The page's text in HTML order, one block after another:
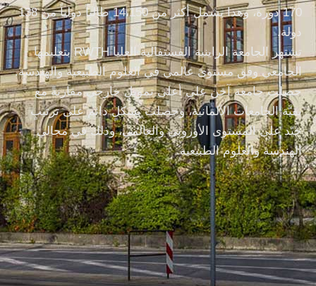
170 دورة، وهذا يشمل أكثر من 14،150 طالباً دولياً من 138
دولة.
تشتهر الجامعة الراينية الفستفالية العليا RWTH بتعليمها
الجامعي وفق مستوىً عالمي في العلوم الطبيعية والهندسة.
حصلت جامعة آخن على أعلى تمويلٍ خارجي مقارنةً مع
بقيَّة الجامعات الألمانية، وحصلت بشكلٍ دائم على ترتيبٍ
جيّد على المستوى الأوروبي والعالمي، وذلك في مجالي
الهندسة والعلوم الطبيعية.